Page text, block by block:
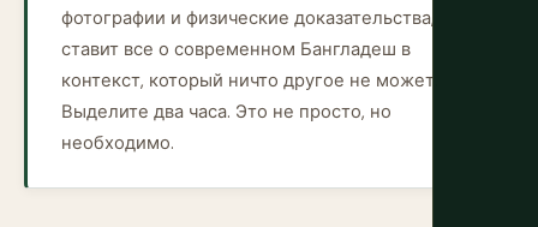
фотографии и физические доказательства,
ставит все о современном Бангладеш в
контекст, который ничто другое не может.
Выделите два часа. Это не просто, но
необходимо.